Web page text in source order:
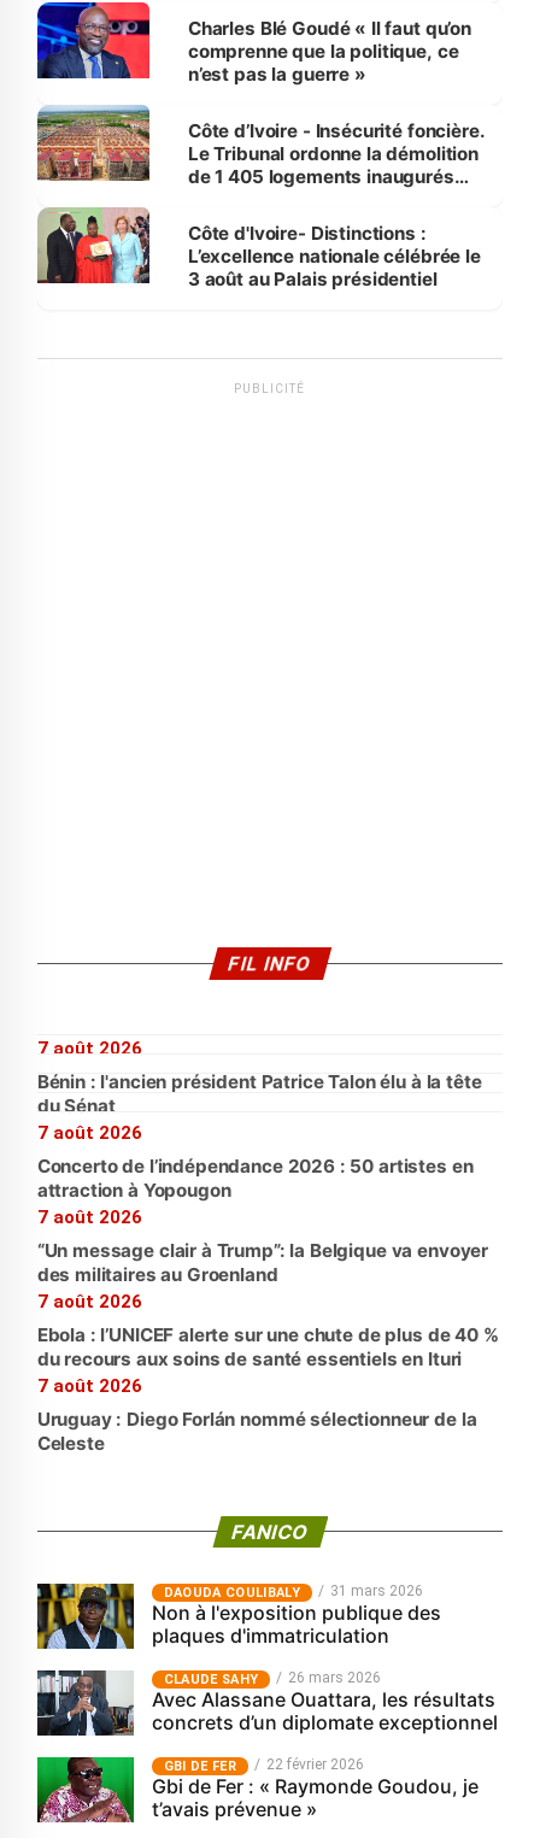
Charles Blé Goudé « Il faut qu’on
comprenne que la politique, ce
n’est pas la guerre »
Côte d’Ivoire - Insécurité foncière.
Le Tribunal ordonne la démolition
de 1 405 logements inaugurés
Bassam
Côte d'Ivoire- Distinctions :
L’excellence nationale célébrée le
3 août au Palais présidentiel
PUBLICITÉ
FIL INFO
7 août 2026
Bénin : l'ancien président Patrice Talon élu à la tête
du Sénat
7 août 2026
Concerto de l’indépendance 2026 : 50 artistes en
attraction à Yopougon
7 août 2026
“Un message clair à Trump”: la Belgique va envoyer
des militaires au Groenland
7 août 2026
Ebola : l’UNICEF alerte sur une chute de plus de 40 %
du recours aux soins de santé essentiels en Ituri
7 août 2026
Uruguay : Diego Forlán nommé sélectionneur de la
Celeste
FANICO
‎DAOUDA COULIBALY 31 mars 2026
Non à l'exposition publique des
plaques d'immatriculation
CLAUDE SAHY 26 mars 2026
Avec Alassane Ouattara, les résultats
concrets d’un diplomate exceptionnel
GBI DE FER 22 février 2026
Gbi de Fer : « Raymonde Goudou, je
t’avais prévenue »